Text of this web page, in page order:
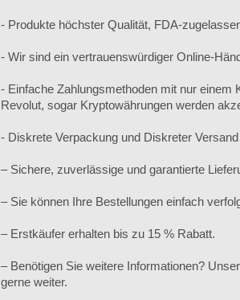
- Produkte höchster Qualität, FDA-
- Wir sind ein vertrauenswürdiger Online-
- Einfache Zahlungsmethoden mit nur einem
Revolut, sogar Kryptowährungen werden
- Diskrete Verpackung und Diskreter Versand
– Sichere, zuverlässige und garantierte
– Sie können Ihre Bestellungen einfach
– Erstkäufer erhalten bis zu 15 % Rabatt.
– Benötigen Sie weitere Informationen?
gerne weiter.